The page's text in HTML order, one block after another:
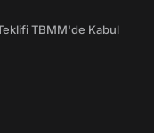
TBMM'de Kabul